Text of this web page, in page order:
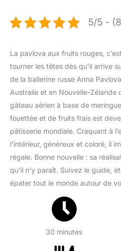
5/5 -
La pavlova aux fruits rouges,
tourner les têtes dès qu’il arrive
de la ballerine russe Anna
Australie et en Nouvelle-Zélande
gâteau aérien à base de
fouettée et de fruits frais est
pâtisserie mondiale. Craquant à
l’intérieur, généreux et coloré, il
régale. Bonne nouvelle : sa
qu’il n’y paraît. Suivez le guide,
épater tout le monde autour de
30 minutes